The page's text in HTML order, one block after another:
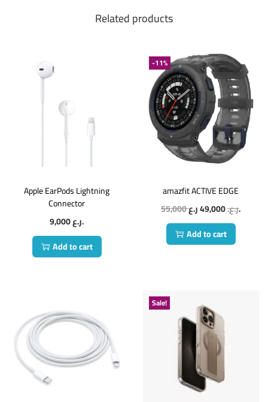
Related products
Apple EarPods Lightning
Connector
9,000
ر.ع.
Add to cart
-11%
amazfit ACTIVE EDGE
55,000
ر.ع.49,000
ر.ع.
Add to cart
Sale!